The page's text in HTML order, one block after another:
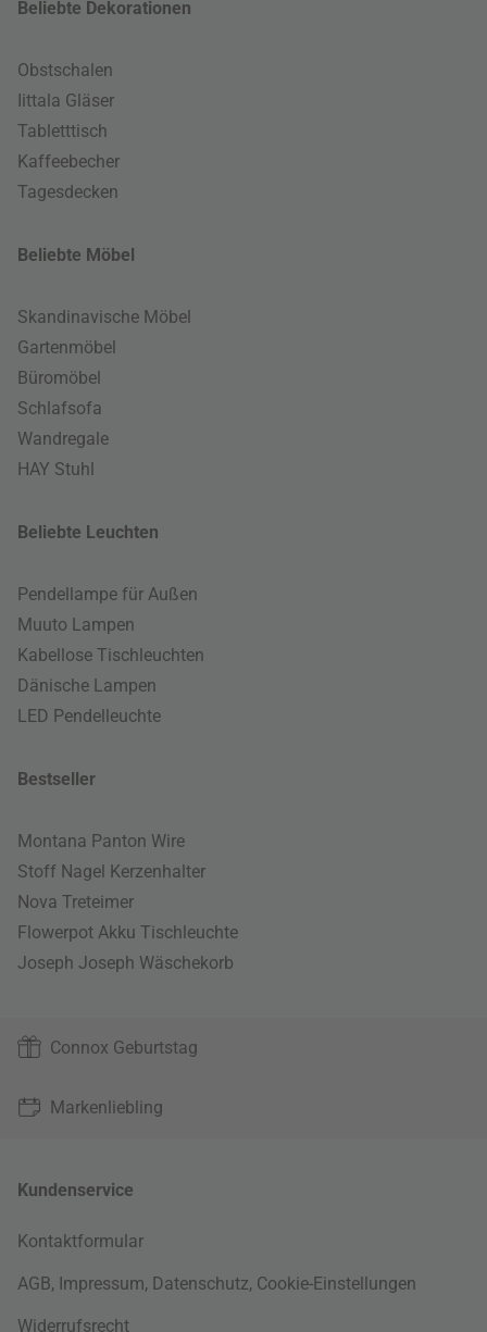
Beliebte Dekorationen
Obstschalen
Iittala Gläser
Tabletttisch
Kaffeebecher
Tagesdecken
Beliebte Möbel
Skandinavische Möbel
Gartenmöbel
Büromöbel
Schlafsofa
Wandregale
HAY Stuhl
Beliebte Leuchten
Pendellampe für Außen
Muuto Lampen
Kabellose Tischleuchten
Dänische Lampen
LED Pendelleuchte
Bestseller
Montana Panton Wire
Stoff Nagel Kerzenhalter
Nova Treteimer
Flowerpot Akku Tischleuchte
Joseph Joseph Wäschekorb
Connox Geburtstag
Markenliebling
Kundenservice
Kontaktformular
AGB, Impressum, Datenschutz, Cookie-Einstellungen
Widerrufsrecht